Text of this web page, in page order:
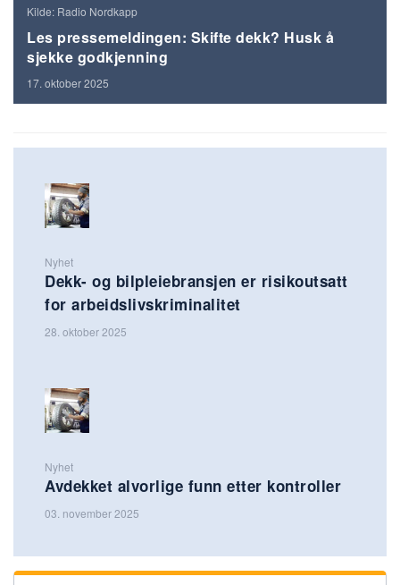
Kilde: Radio Nordkapp
Les pressemeldingen: Skifte dekk? Husk å
sjekke godkjenning
17. oktober 2025
Nyhet
Dekk- og bilpleiebransjen er risikoutsatt
for arbeidslivskriminalitet
28. oktober 2025
Nyhet
Avdekket alvorlige funn etter kontroller
03. november 2025